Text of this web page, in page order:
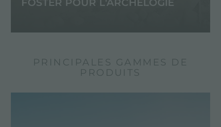
PRINCIPALES GAMMES DE
PRODUITS